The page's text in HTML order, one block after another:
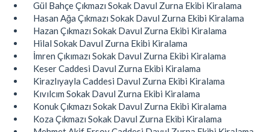
Gül Bahçe Çıkmazı Sokak Davul Zurna Ekibi Kiralama
Hasan Ağa Çıkmazı Sokak Davul Zurna Ekibi Kiralama
Hazan Çıkmazı Sokak Davul Zurna Ekibi Kiralama
Hilal Sokak Davul Zurna Ekibi Kiralama
İmren Çıkımazı Sokak Davul Zurna Ekibi Kiralama
Keser Caddesi Davul Zurna Ekibi Kiralama
Kirazlıyayla Caddesi Davul Zurna Ekibi Kiralama
Kıvılcım Sokak Davul Zurna Ekibi Kiralama
Konuk Çıkmazı Sokak Davul Zurna Ekibi Kiralama
Koza Çıkmazı Sokak Davul Zurna Ekibi Kiralama